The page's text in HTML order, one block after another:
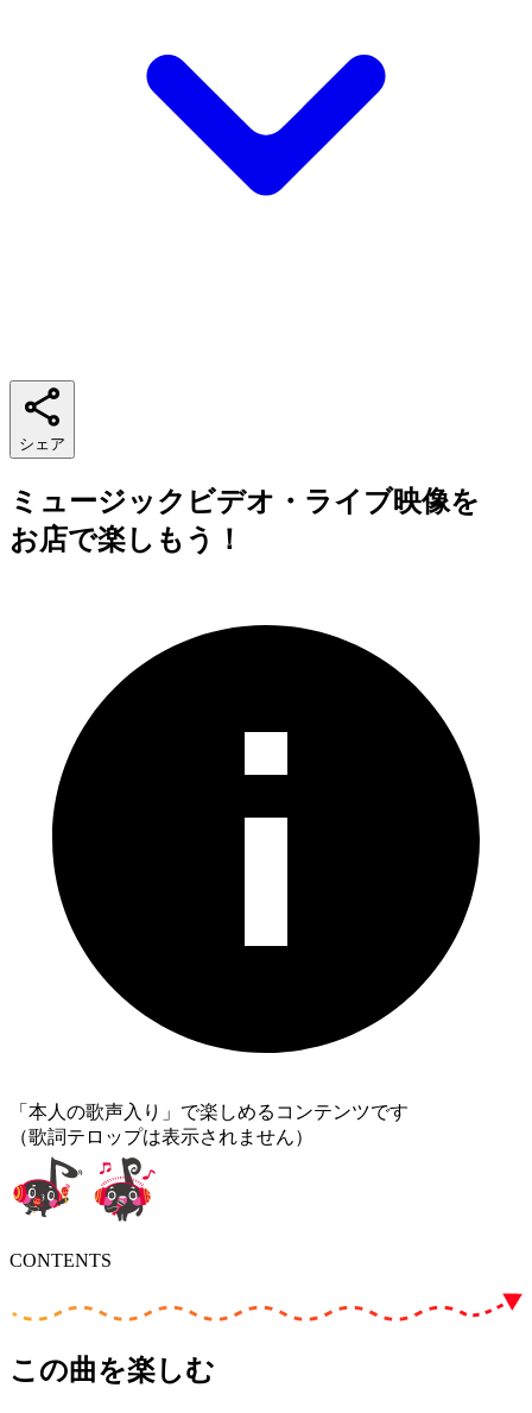
シェア
ミュージックビデオ・ライブ映像を
お店で楽しもう！
「本人の歌声入り」で楽しめるコンテンツです
（歌詞テロップは表示されません）
CONTENTS
この曲を楽しむ